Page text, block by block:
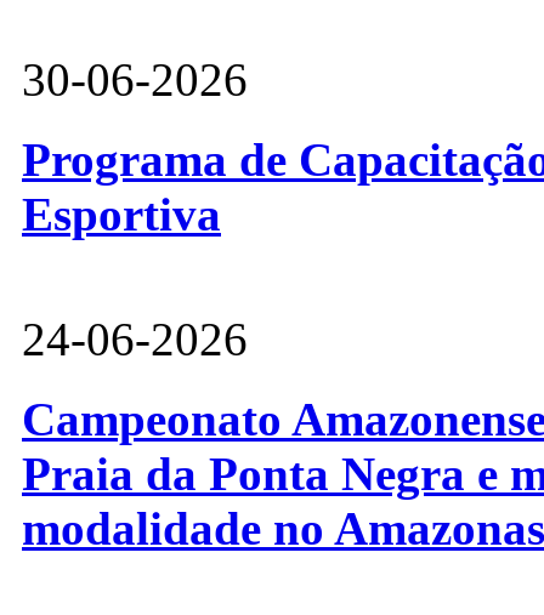
30-06-2026
Programa de
Esportiva
24-06-2026
Campeonato
Praia da Ponta Negra e
modalidade no Amazonas